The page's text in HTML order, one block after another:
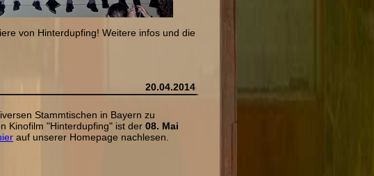
von Hinterdupfing! Weitere infos und die
20.04.2014
Stammtischen in Bayern zu
Kinofilm "Hinterdupfing" ist der 08. Mai
auf unserer Homepage nachlesen.